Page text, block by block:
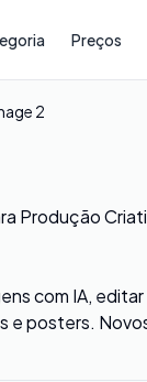
Preços
2
Produção
com IA,
e posters.